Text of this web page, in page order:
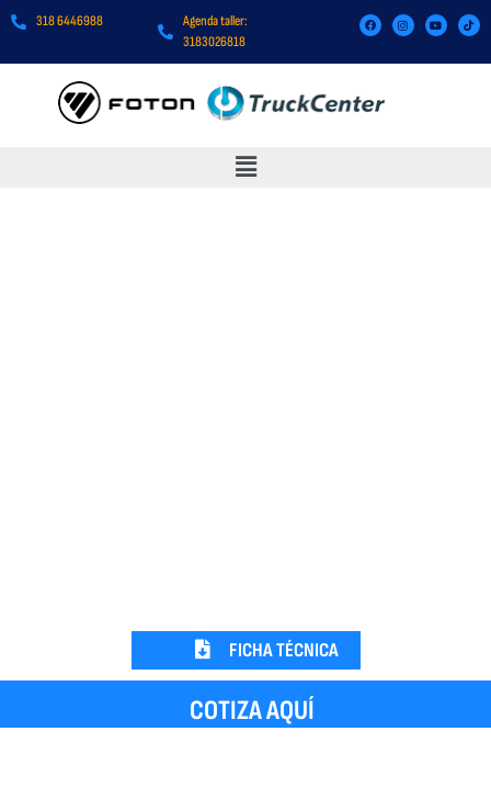
318 6446988
Agenda taller:
3183026818
FICHA TÉCNICA
COTIZA AQUÍ